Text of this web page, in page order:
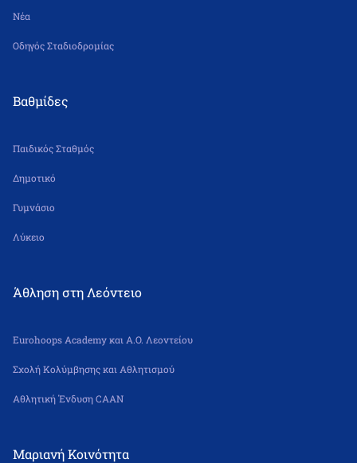
Νέα
Οδηγός Σταδιοδρομίας
Βαθμίδες
Παιδικός Σταθμός
Δημοτικό
Γυμνάσιο
Λύκειο
Άθληση στη Λεόντειο
Eurohoops Academy και Α.Ο. Λεοντείου
Σχολή Κολύμβησης και Αθλητισμού
Αθλητική Ένδυση CAAN
Μαριανή Κοινότητα